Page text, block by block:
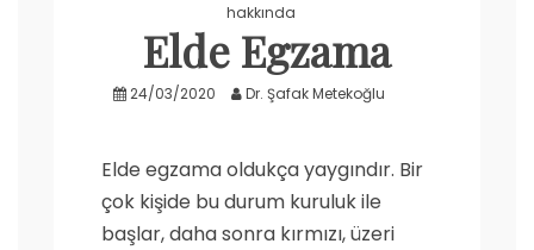
hakkında
Elde Egzama
24/03/2020 Dr. Şafak Metekoğlu
Elde egzama oldukça yaygındır. Bir
çok kişide bu durum kuruluk ile
başlar, daha sonra kırmızı, üzeri